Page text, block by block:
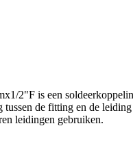
2"F is een
de fitting en de
leidingen gebruiken.